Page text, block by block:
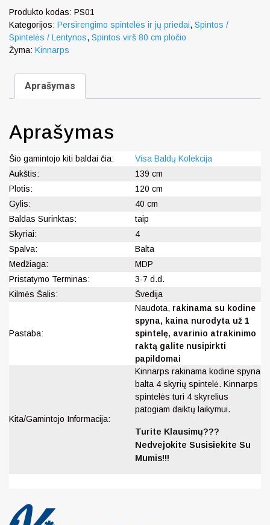
Produkto kodas: PS01
Kategorijos: Persirengimo spintelės ir jų priedai, Spintos /
Spintelės / Lentynos, Spintos virš 80 cm pločio
Žyma: Kinnarps
Aprašymas
Aprašymas
Šio gamintojo kiti baldai čia:
Visa Baldų Kolekcija
Aukštis:
139 cm
Plotis:
120 cm
Gylis:
40 cm
Baldas Surinktas:
taip
Skyriai:
4
Spalva:
Balta
Medžiaga:
MDP
Pristatymo Terminas:
3-7 d.d.
Kilmės Šalis:
Švedija
Pastaba:
Naudota, rakinama su kodine
spyna, kaina nurodyta už 1
spintelę, avarinio atrakinimo
raktą galite nusipirkti
papildomai
Kita/Gamintojo Informacija:
Kinnarps rakinama kodine spyna
balta 4 skyrių spintelė. Kinnarps
spintelės turi 4 skyrelius
patogiam daiktų laikymui.
Turite Klausimų???
Nedvejokite Susisiekite Su
Mumis!!!